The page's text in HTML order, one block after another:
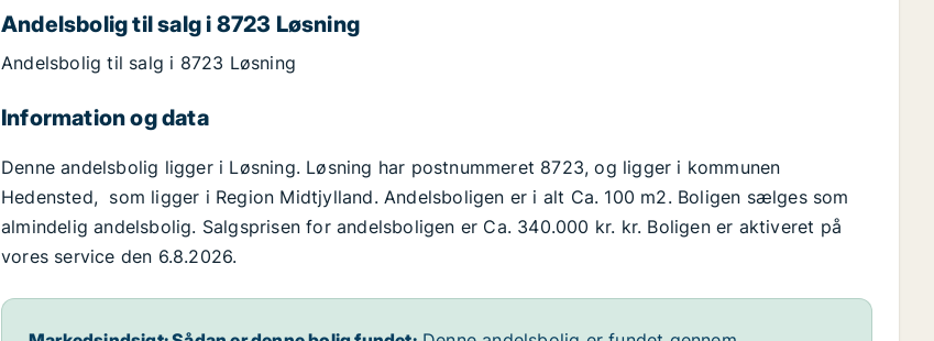
Andelsbolig til salg i 8723 Løsning
Andelsbolig til salg i 8723 Løsning
Information og data
Denne andelsbolig ligger i Løsning. Løsning har postnummeret 8723, og ligger i kommunen
Hedensted, som ligger i Region Midtjylland. Andelsboligen er i alt Ca. 100 m2. Boligen sælges som
almindelig andelsbolig. Salgsprisen for andelsboligen er Ca. 340.000 kr. kr. Boligen er aktiveret på
vores service den 6.8.2026.